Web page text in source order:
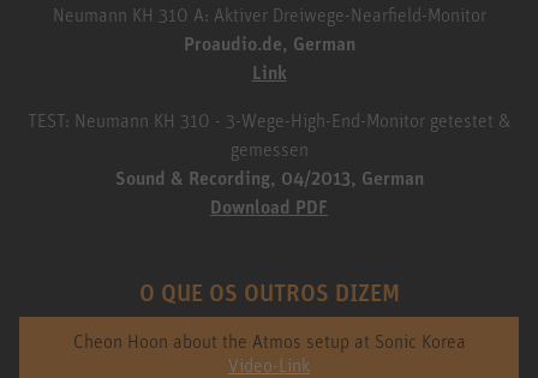
Neumann KH 310 A: Aktiver Dreiwege-Nearfield-Monitor
Proaudio.de, German
Link
TEST: Neumann KH 310 - 3-Wege-High-End-Monitor getestet &
gemessen
Sound & Recording, 04/2013, German
Download PDF
O QUE OS OUTROS DIZEM
Cheon Hoon about the Atmos setup at Sonic Korea
Video-Link